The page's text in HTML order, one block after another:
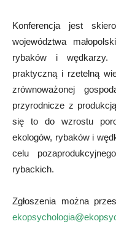
Konferencja jest
województwa
rybaków i wędkarzy.
praktyczną i rzetelną
zrównoważonej
przyrodnicze z
się to do wzrostu
ekologów, rybaków i
celu
rybackich.
Zgłoszenia można